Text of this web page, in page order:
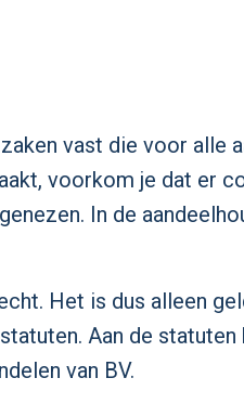
vast die voor alle
voorkom je dat er
In de
Het is dus alleen
Aan de statuten
van BV.